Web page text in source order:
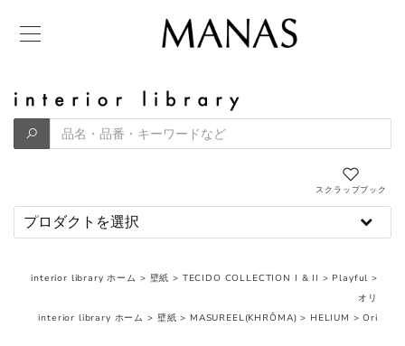
スクラップブック
interior library ホーム > 壁紙 > TECIDO COLLECTION I & II > Playful >
オリ
interior library ホーム > 壁紙 > MASUREEL(KHRÔMA) > HELIUM >Ori